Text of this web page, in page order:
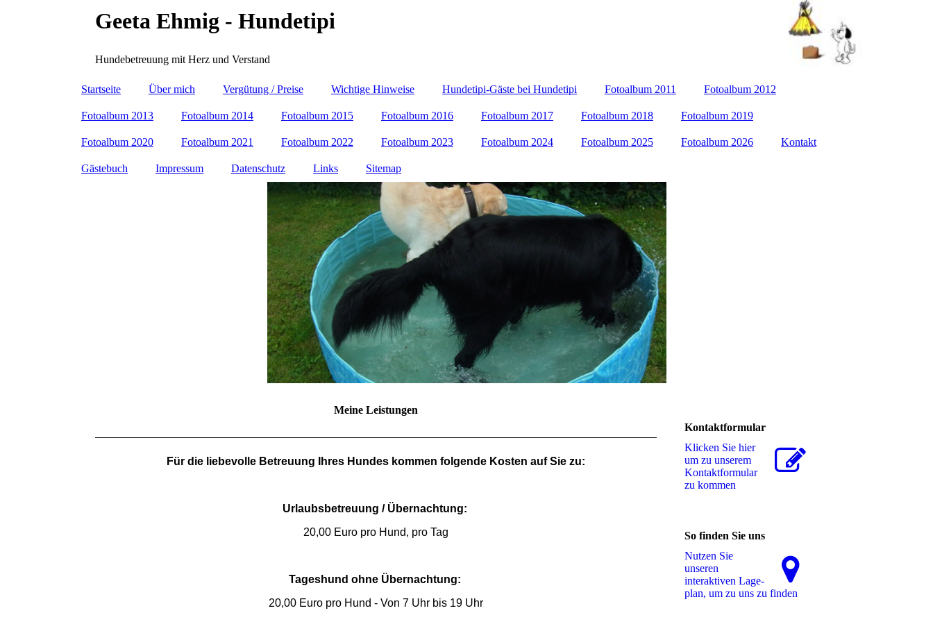
Geeta Ehmig - Hundetipi
Hundebetreuung mit Herz und Verstand
Startseite Über mich Vergütung / Preise Wichtige Hinweise Hundetipi-Gäste bei Hundetipi Fotoalbum 2011 Fotoalbum 2012
Fotoalbum 2013 Fotoalbum 2014 Fotoalbum 2015 Fotoalbum 2016 Fotoalbum 2017 Fotoalbum 2018 Fotoalbum 2019
Fotoalbum 2020 Fotoalbum 2021 Fotoalbum 2022 Fotoalbum 2023 Fotoalbum 2024 Fotoalbum 2025 Fotoalbum 2026 Kontakt
Gästebuch Impressum Datenschutz Links Sitemap
Meine Leistungen
Für die liebevolle Betreuung Ihres Hundes kommen folgende Kosten auf Sie zu:
Urlaubsbetreuung / Übernachtung:
20,00 Euro pro Hund, pro Tag
Tageshund ohne Übernachtung:
20,00 Euro pro Hund - Von 7 Uhr bis 19 Uhr
Kontaktformular
Klicken Sie hier
um zu unserem
Kon­takt­for­mu­lar
zu kommen
So finden Sie uns
Nutzen Sie
unseren
interaktiven La­ge­
plan, um zu uns zu finden